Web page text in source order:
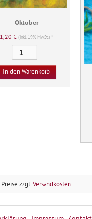
Oktober
1,20€ (inkl. 19% MwSt.) *
Menge
In den Warenkorb
Preise zzgl.Versandkosten